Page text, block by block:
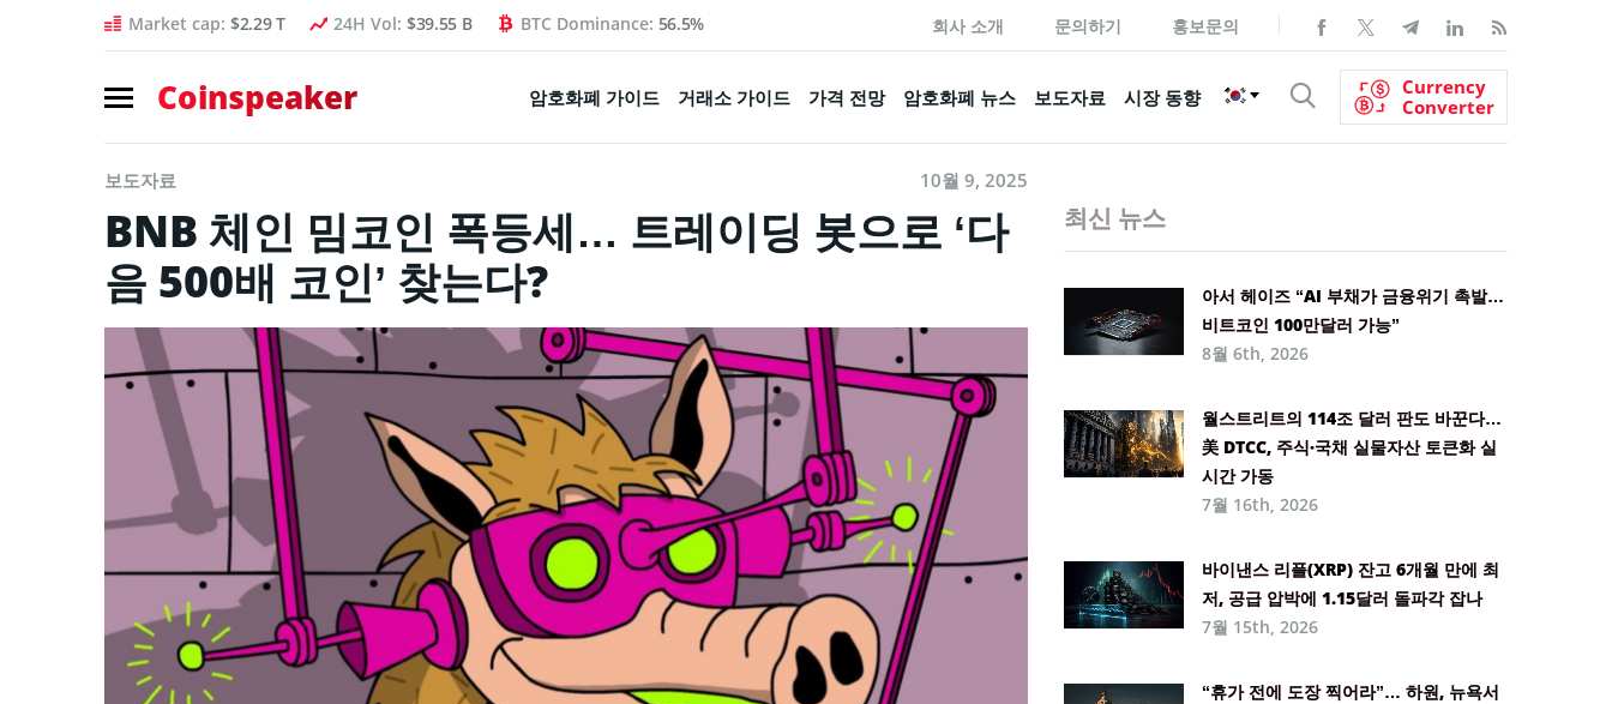
Market cap: $2.29 T 24H Vol: $39.55 B BTC Dominance: 56.5% 회사 소개 문의하기 홍보문의
Coinspeaker 암호화폐 가이드 거래소 가이드 가격 전망 암호화폐 뉴스 보도자료 시장 동향
Currency
Converter
보도자료 10월 9, 2025
BNB 체인 밈코인 폭등세… 트레이딩 봇으로 ‘다
음 500배 코인’ 찾는다?
최신 뉴스
아서 헤이즈 “AI 부채가 금융위기 촉발…
비트코인 100만달러 가능”
8월 6th, 2026
월스트리트의 114조 달러 판도 바꾼다…
美 DTCC, 주식·국채 실물자산 토큰화 실
시간 가동
7월 16th, 2026
바이낸스 리플(XRP) 잔고 6개월 만에 최
저, 공급 압박에 1.15달러 돌파각 잡나
7월 15th, 2026
“휴가 전에 도장 찍어라”… 하원, 뉴욕서